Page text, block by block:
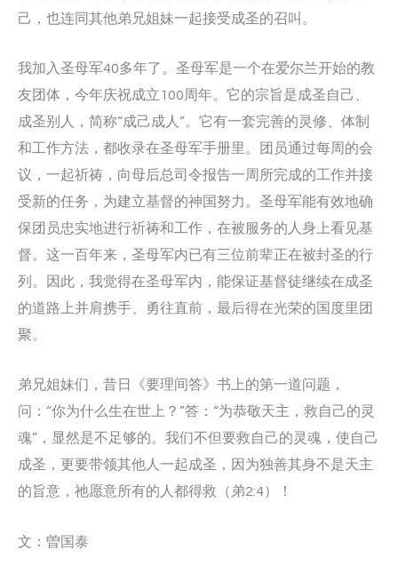
己，也连同其他弟兄姐妹一起接受成圣的召叫。
我加入圣母军40多年了。圣母军是一个在爱尔兰开始的教
友团体，今年庆祝成立100周年。它的宗旨是成圣自己、
成圣别人，简称“成己成人”。它有一套完善的灵修、体制
和工作方法，都收录在圣母军手册里。团员通过每周的会
议，一起祈祷，向母后总司令报告一周所完成的工作并接
受新的任务，为建立基督的神国努力。圣母军能有效地确
保团员忠实地进行祈祷和工作，在被服务的人身上看见基
督。这一百年来，圣母军内已有三位前辈正在被封圣的行
列。因此，我觉得在圣母军内，能保证基督徒继续在成圣
的道路上并肩携手、勇往直前，最后得在光荣的国度里团
聚。
弟兄姐妹们，昔日《要理间答》书上的第一道问题，
问：“你为什么生在世上？”答：“为恭敬天主，救自己的灵
魂”，显然是不足够的。我们不但要救自己的灵魂，使自己
成圣，更要带领其他人一起成圣，因为独善其身不是天主
的旨意，祂愿意所有的人都得救（弟2:4）！
文：曽国泰